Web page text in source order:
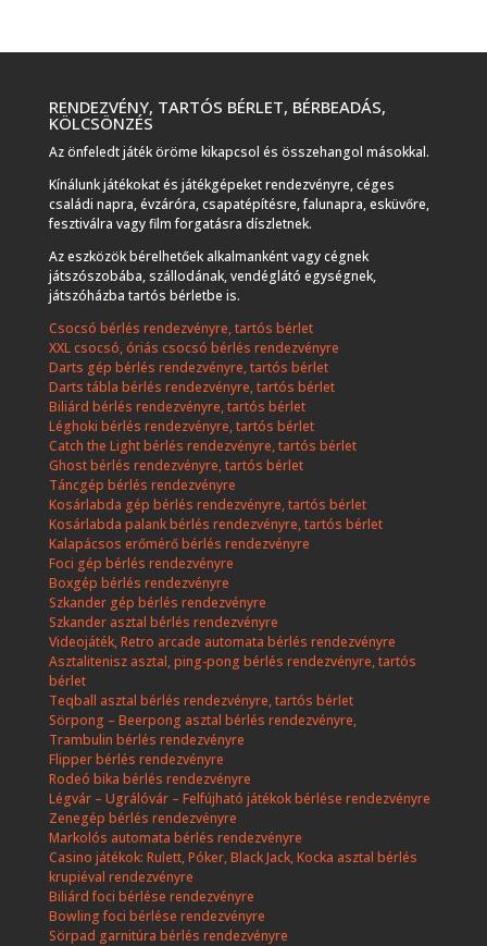
RENDEZVÉNY, TARTÓS BÉRLET, BÉRBEADÁS,
KÖLCSÖNZÉS
Az önfeledt játék öröme kikapcsol és összehangol másokkal.
Kínálunk játékokat és játékgépeket rendezvényre, céges
családi napra, évzáróra, csapatépítésre, falunapra, esküvőre,
fesztiválra vagy film forgatásra díszletnek.
Az eszközök bérelhetőek alkalmanként vagy cégnek
játszószobába, szállodának, vendéglátó egységnek,
játszóházba tartós bérletbe is.
Csocsó bérlés rendezvényre, tartós bérlet
XXL csocsó, óriás csocsó bérlés rendezvényre
Darts gép bérlés rendezvényre, tartós bérlet
Darts tábla bérlés rendezvényre, tartós bérlet
Biliárd bérlés rendezvényre, tartós bérlet
Léghoki bérlés rendezvényre, tartós bérlet
Catch the Light bérlés rendezvényre, tartós bérlet
Ghost bérlés rendezvényre, tartós bérlet
Táncgép bérlés rendezvényre
Kosárlabda gép bérlés rendezvényre, tartós bérlet
Kosárlabda palank bérlés rendezvényre, tartós bérlet
Kalapácsos erőmérő bérlés rendezvényre
Foci gép bérlés rendezvényre
Boxgép bérlés rendezvényre
Szkander gép bérlés rendezvényre
Szkander asztal bérlés rendezvényre
Videojáték, Retro arcade automata bérlés rendezvényre
Asztalitenisz asztal, ping-pong bérlés rendezvényre, tartós
bérlet
Teqball asztal bérlés rendezvényre, tartós bérlet
Sörpong – Beerpong asztal bérlés rendezvényre,
Trambulin bérlés rendezvényre
Flipper bérlés rendezvényre
Rodeó bika bérlés rendezvényre
Légvár – Ugrálóvár – Felfújható játékok bérlése rendezvényre
Zenegép bérlés rendezvényre
Markolós automata bérlés rendezvényre
Casino játékok: Rulett, Póker, Black Jack, Kocka asztal bérlés
krupiéval rendezvényre
Biliárd foci bérlése rendezvényre
Bowling foci bérlése rendezvényre
Sörpad garnitúra bérlés rendezvényre